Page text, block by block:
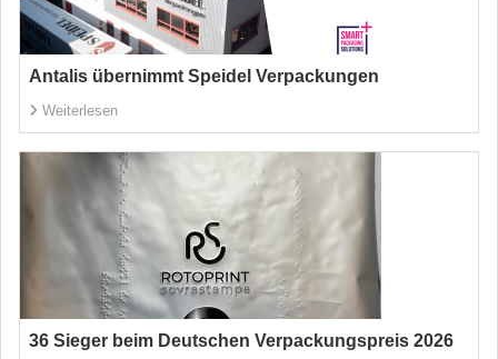
Antalis übernimmt Speidel Verpackungen
Weiterlesen
36 Sieger beim Deutschen Verpackungspreis 2026